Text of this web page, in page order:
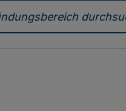
durchsuchen